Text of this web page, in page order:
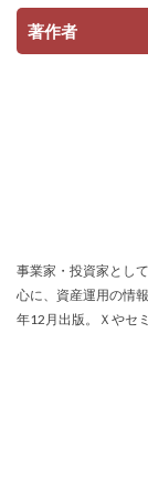
著作者
事業家・投資家とし
心に、資産運用の情
年12月出版。Ｘやセ